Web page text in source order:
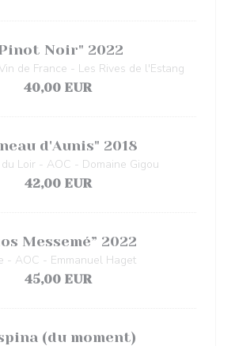
Noir" 2022
de France - Les Rives de l'Estang
40,00 EUR
d'Aunis" 2018
Loir - AOC - Domaine Gigou
42,00 EUR
Messemé” 2022
- AOC - Emmanuel Haget
45,00 EUR
(du moment)